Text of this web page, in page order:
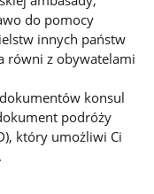
do pomocy
innych państw
równi z obywatelami
konsul
podróży
który umożliwi Ci